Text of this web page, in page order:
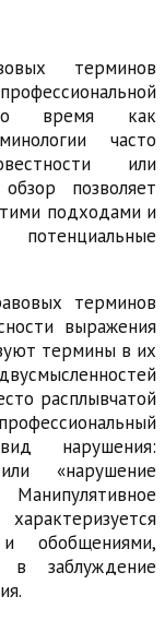
терминов
время как
часто
или
позволяет
подходами и
терминов
выражения
термины в их
расплывчатой
нарушения:
«нарушение
обобщениями,
заблуждение